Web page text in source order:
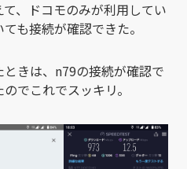
て、ドコモのみが利用してい
ても接続が確認できた。
きは、n79の接続が確認で
でこれでスッキリ。